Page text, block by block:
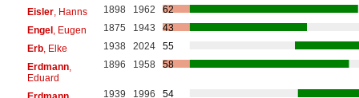
Eisler, Hanns 1898 1962
62
Engel, Eugen 1875 1943
43
Erb, Elke 1938 2024
55
Erdmann,
Eduard
1896 1958 58
1939 1996 54